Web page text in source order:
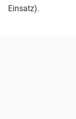
Einsatz).